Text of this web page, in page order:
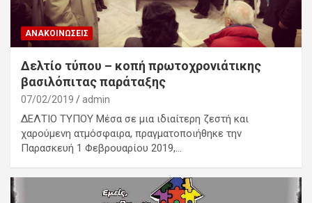
ΑΝΑΚΟΙΝΏΣΕΙΣ
Δελτίο τύπου – κοπή πρωτοχρονιάτικης
βασιλόπιτας παράταξης
07/02/2019 admin
ΔΕΛΤΙΟ ΤΥΠΟΥ Μέσα σε μια ιδιαίτερη ζεστή και
χαρούμενη ατμόσφαιρα, πραγματοποιήθηκε την
Παρασκευή 1 Φεβρουαρίου 2019,…